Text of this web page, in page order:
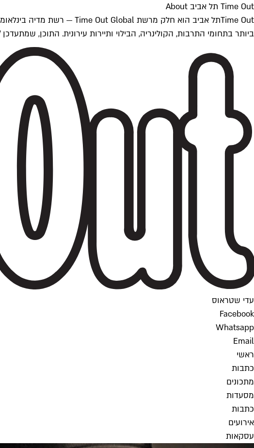
Time Out תל אביב About
ביותר בתחומי התרבות, הקולינריה, הבילוי ותיירות עירונית. התוכן, שמתעדכן 24/7, נכתב ונערך על ידי צוות עיתונאים מקצועי מקומי בישראל, בהתאם לסטנדרטים של Time Out העולמית.
עדי שטראוס
Facebook
Whatsapp
Email
ראשי
כתבות
מתכונים
מסעדות
כתבות
אירועים
עסקאות